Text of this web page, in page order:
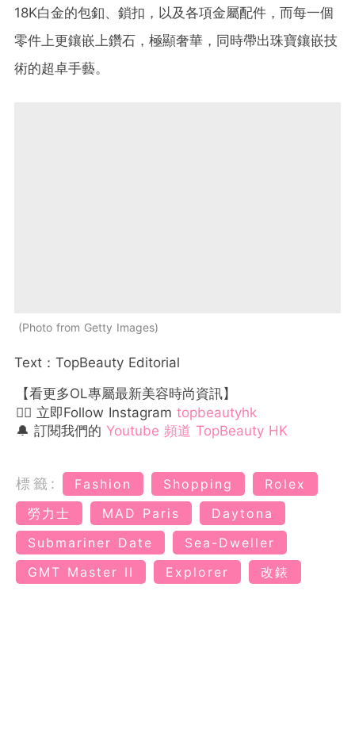
18K白金的包釦、鎖扣，以及各項金屬配件，而每一個
零件上更鑲嵌上鑽石，極顯奢華，同時帶出珠寶鑲嵌技
術的超卓手藝。
Photo from Getty Images
Text：TopBeauty Editorial
【看更多OL專屬最新美容時尚資訊】
👉🏻 立即Follow Instagram topbeautyhk
🔔 訂閱我們的 Youtube 頻道 TopBeauty HK
標籤: Fashion Shopping
Rolex
勞力士
MAD Paris
Daytona
Submariner Date
Sea-Dweller
GMT Master II
Explorer 改錶